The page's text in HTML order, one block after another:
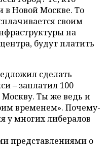
в Новой Москве. То
своим
на
будут платить
сделать
– заплатил 100
Ты же ведь и
временем». Почему-
у многих либералов
представлениями о